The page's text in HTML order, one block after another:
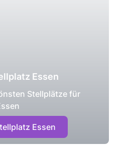
Essen
Stellplätze für
Essen